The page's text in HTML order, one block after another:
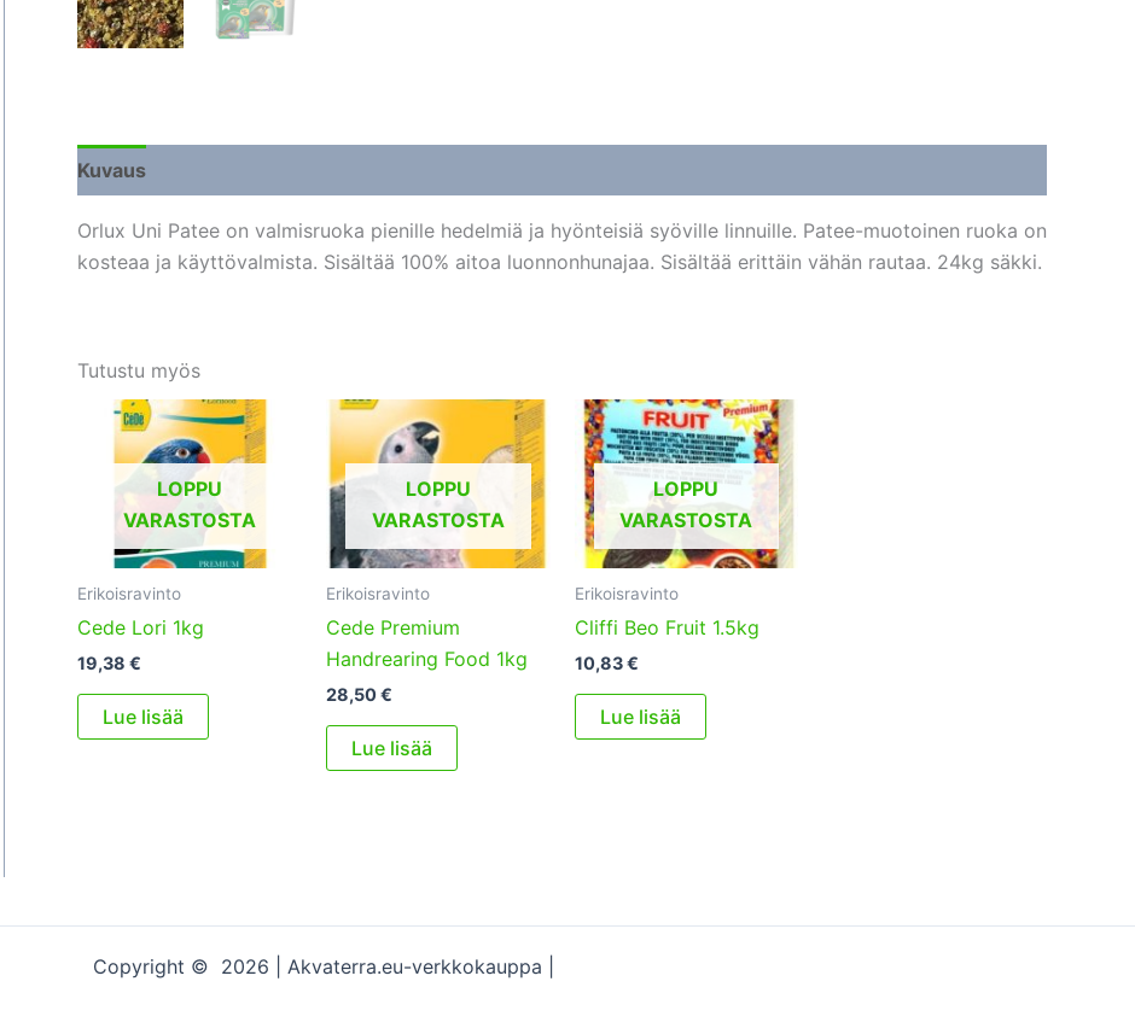
Kuvaus
Orlux Uni Patee on valmisruoka pienille hedelmiä ja hyönteisiä syöville linnuille. Patee-muotoinen ruoka on
kosteaa ja käyttövalmista. Sisältää 100% aitoa luonnonhunajaa. Sisältää erittäin vähän rautaa. 24kg säkki.
Tutustu myös
LOPPU
VARASTOSTA
Erikoisravinto
Cede Lori 1kg
19,38 €
Lue lisää
LOPPU
VARASTOSTA
Erikoisravinto
Cede Premium
Handrearing Food 1kg
28,50€
Lue lisää
LOPPU
VARASTOSTA
Erikoisravinto
Cliffi Beo Fruit 1.5kg
10,83€
Lue lisää
Copyright © 2026 | Akvaterra.eu-verkkokauppa |